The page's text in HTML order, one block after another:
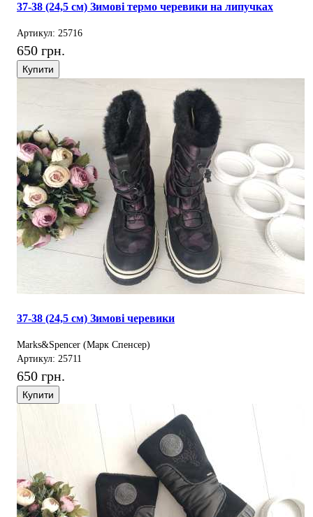
37-38 (24,5 см) Зимові термо черевики на липучках
Артикул: 25716
650 грн.
Купити
37-38 (24,5 см) Зимові черевики
Marks&Spencer (Марк Спенсер)
Артикул: 25711
650 грн.
Купити